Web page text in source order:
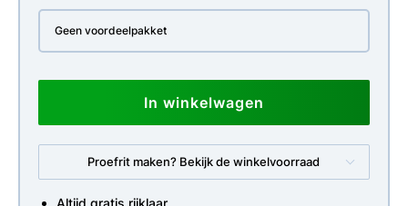
Geen voordeelpakket
In winkelwagen
Proefrit maken? Bekijk de winkelvoorraad